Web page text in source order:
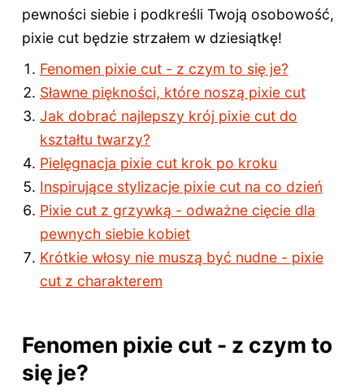
pewności siebie i podkreśli Twoją osobowość,
pixie cut będzie strzałem w dziesiątkę!
Fenomen pixie cut - z czym to się je?
Sławne piękności, które noszą pixie cut
Jak dobrać najlepszy krój pixie cut do
kształtu twarzy?
Pielęgnacja pixie cut krok po kroku
Inspirujące stylizacje pixie cut na co dzień
Pixie cut z grzywką - odważne cięcie dla
pewnych siebie kobiet
Krótkie włosy nie muszą być nudne - pixie
cut z charakterem
Fenomen pixie cut - z czym to
się je?